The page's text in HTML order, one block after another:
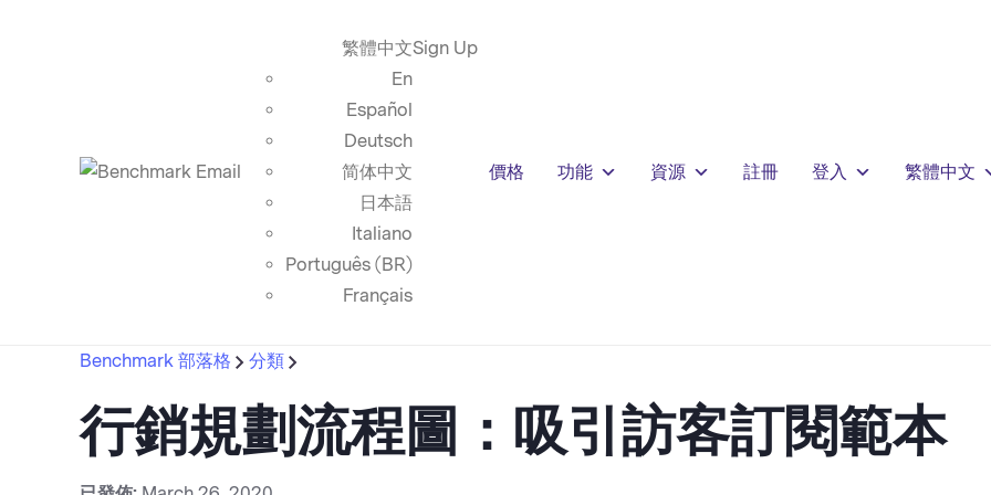
繁體中文
En
Español
Deutsch
简体中文
日本語
Italiano
Português (BR)
Français
Sign Up
價格 功能 資源 註冊 登入 繁體中文
Benchmark 部落格 分類
行銷規劃流程圖：吸引訪客訂閱範本